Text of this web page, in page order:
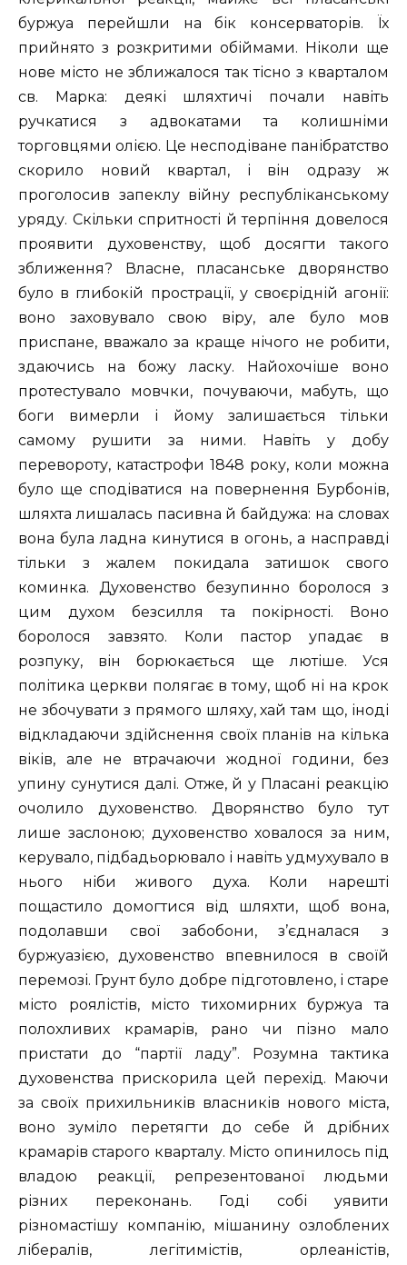
буржуа перейшли на бік консерваторів. Їх
прийнято з розкритими обіймами. Ніколи ще
нове місто не зближалося так тісно з кварталом
св. Марка: деякі шляхтичі почали навіть
ручкатися з адвокатами та колишніми
торговцями олією. Це несподіване панібратство
скорило новий квартал, і він одразу ж
проголосив запеклу війну республіканському
уряду. Скільки спритності й терпіння довелося
проявити духовенству, щоб досягти такого
зближення? Власне, пласанське дворянство
було в глибокій прострації, у своєрідній агонії:
воно заховувало свою віру, але було мов
приспане, вважало за краще нічого не робити,
здаючись на божу ласку. Найохочіше воно
протестувало мовчки, почуваючи, мабуть, що
боги вимерли і йому залишається тільки
самому рушити за ними. Навіть у добу
перевороту, катастрофи 1848 року, коли можна
було ще сподіватися на повернення Бурбонів,
шляхта лишалась пасивна й байдужа: на словах
вона була ладна кинутися в огонь, а насправді
тільки з жалем покидала затишок свого
коминка. Духовенство безупинно боролося з
цим духом безсилля та покірності. Воно
боролося завзято. Коли пастор упадає в
розпуку, він борюкається ще лютіше. Уся
політика церкви полягає в тому, щоб ні на крок
не збочувати з прямого шляху, хай там що, іноді
відкладаючи здійснення своїх планів на кілька
віків, але не втрачаючи жодної години, без
упину сунутися далі. Отже, й у Пласані реакцію
очолило духовенство. Дворянство було тут
лише заслоною; духовенство ховалося за ним,
керувало, підбадьорювало і навіть удмухувало в
нього ніби живого духа. Коли нарешті
пощастило домогтися від шляхти, щоб вона,
подолавши свої забобони, з’єдналася з
буржуазією, духовенство впевнилося в своїй
перемозі. Грунт було добре підготовлено, і старе
місто роялістів, місто тихомирних буржуа та
полохливих крамарів, рано чи пізно мало
пристати до “партії ладу”. Розумна тактика
духовенства прискорила цей перехід. Маючи
за своїх прихильників власників нового міста,
воно зуміло перетягти до себе й дрібних
крамарів старого кварталу. Місто опинилось під
владою реакції, репрезентованої людьми
різних переконань. Годі собі уявити
різномастішу компанію, мішанину озлоблених
лібералів, легітимістів, орлеаністів,